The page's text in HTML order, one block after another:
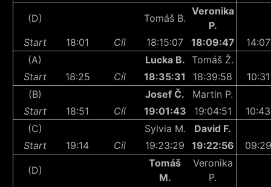
(D) Tomáš B.
Veronika
P.
Start
18:01 Cíl 18:15:07 18:09:47
14:07
(A)
Lucka B. Tomáš Ž.
Start
18:25 Cíl 18:35:31 18:39:58
10:31
(B)
Josef Č.
Martin P.
Start
18:51 Cíl 19:01:43 19:04:51
10:43
(C)
Sylvia M.
David F.
Start
19:14 Cíl 19:23:29 19:22:56 09:29
(D)
Tomáš
M.
Veronika
P.